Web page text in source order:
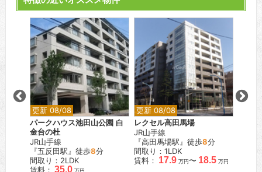
更新 08/08
パークハウス池田山公園 白
金台の杜
JR山手線
『五反田駅』徒歩8分
間取り：2LDK
賃料： 35.0 万円
更新 08/08
レクセル高田馬場
JR山手線
『高田馬場駅』徒歩8分
間取り：1LDK
賃料： 17.9 万円〜 18.5 万円
間取